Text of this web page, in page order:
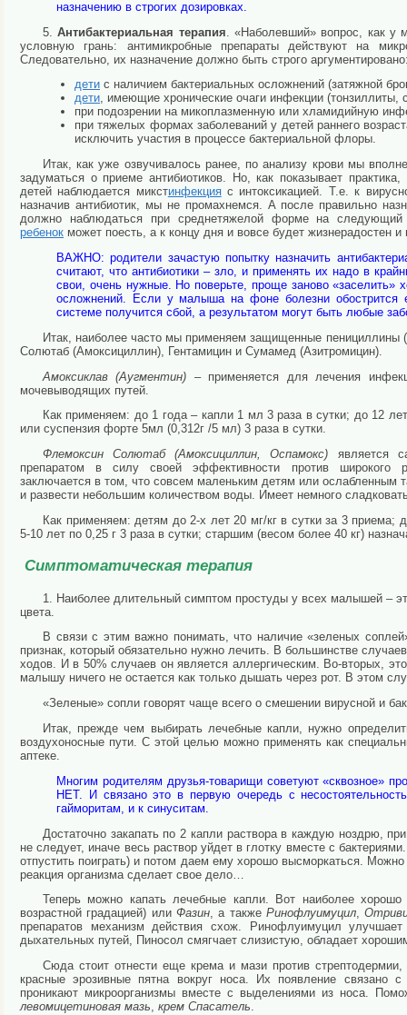
назначению в строгих дозировках.
5.Антибактериальная терапия . «Наболевший» вопрос, как у
условную грань: антимикробные препараты действуют на
Следовательно, их назначение должно быть строго
дети с наличием бактериальных осложнений (затяжной
дети, имеющие хронические очаги инфекции
при подозрении на микоплазменную или хламидийную
при тяжелых формах заболеваний у детей раннего
исключить участия в процессе бактериальной флоры.
Итак, как уже озвучивалось ранее, по анализу крови мы
задуматься о приеме антибиотиков. Но, как показывает
детей наблюдается микстинфекцияс интоксикацией. Т.е. к
назначив антибиотик, мы не промахнемся. А после правильно
должно наблюдаться при среднетяжелой форме на следующий
ребенок может поесть, а к концу дня и вовсе будет жизнерадостен и
ВАЖНО: родители зачастую попытку назначить
считают, что антибиотики – зло, и применять их надо в
свои, очень нужные. Но поверьте, проще заново
осложнений. Если у малыша на фоне болезни обострится
системе получится сбой, а результатом могут быть любые
Итак, наиболее часто мы применяем защищенные пенициллины
Солютаб (Амоксициллин), Гентамицин и Сумамед (Азитромицин).
Амоксиклав (Аугментин) – применяется для лечения
мочевыводящих путей.
Как применяем: до 1 года – капли 1 мл 3 раза в сутки; до 12
или суспензия форте 5мл (0,312г /5 мл) 3 раза в сутки.
Флемоксин Солютаб (Амоксициллин, Оспамокс) является
препаратом в силу своей эффективности против широкого
заключается в том, что совсем маленьким детям или ослабленным
и развести небольшим количеством воды. Имеет немного
Как применяем: детям до 2-х лет 20 мг/кг в сутки за 3 приема;
5-10 лет по 0,25 г 3 раза в сутки; старшим (весом более 40 кг)
Симптоматическая терапия
1. Наиболее длительный симптом простуды у всех малышей –
цвета.
В связи с этим важно понимать, что наличие «зеленых
признак, который обязательно нужно лечить. В большинстве
ходов. И в 50% случаев он является аллергическим. Во-вторых,
малышу ничего не остается как только дышать через рот. В этом
«Зеленые» сопли говорят чаще всего о смешении вирусной и
Итак, прежде чем выбирать лечебные капли, нужно
воздухоносные пути. С этой целью можно применять как
аптеке.
Многим родителям друзья-товарищи советуют «сквозное»
НЕТ. И связано это в первую очередь с
гайморитам, и к синуситам.
Достаточно закапать по 2 капли раствора в каждую ноздрю,
не следует, иначе весь раствор уйдет в глотку вместе с
отпустить поиграть) и потом даем ему хорошо высморкаться.
реакция организма сделает свое дело…
Теперь можно капать лечебные капли. Вот наиболее
возрастной градацией) или Фазин, а также Ринофлуимуцил,
препаратов механизм действия схож. Ринофлуимуцил
дыхательных путей, Пиносол смягчает слизистую, обладает
Сюда стоит отнести еще крема и мази против
красные эрозивные пятна вокруг носа. Их появление связано
проникают микроорганизмы вместе с выделениями из носа.
левомицетиновая мазь, крем Спасатель.